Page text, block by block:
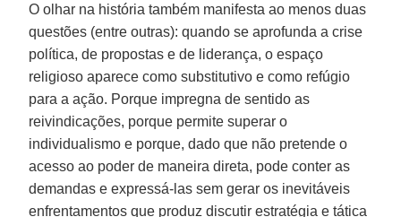
O olhar na história também manifesta ao menos duas
questões (entre outras): quando se aprofunda a crise
política, de propostas e de liderança, o espaço
religioso aparece como substitutivo e como refúgio
para a ação. Porque impregna de sentido as
reivindicações, porque permite superar o
individualismo e porque, dado que não pretende o
acesso ao poder de maneira direta, pode conter as
demandas e expressá-las sem gerar os inevitáveis
enfrentamentos que produz discutir estratégia e tática